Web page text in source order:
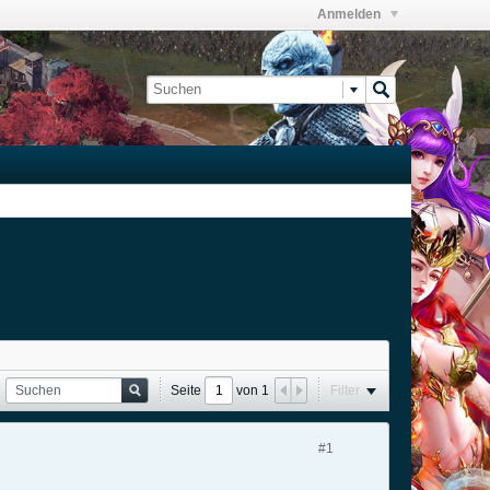
Anmelden
Seite von 1 Filter
#1